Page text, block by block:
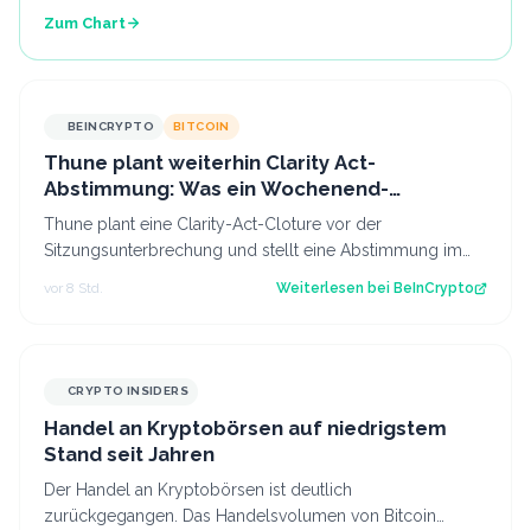
Zum Chart
BEINCRYPTO BITCOIN
Thune plant weiterhin Clarity Act-
Abstimmung: Was ein Wochenend-
Überraschung für Bitcoin bedeuten könnte
Thune plant eine Clarity-Act-Cloture vor der
Sitzungsunterbrechung und stellt eine Abstimmung im
Senat im September in Aussicht, während die…
vor 8 Std. Weiterlesen bei BeInCrypto
CRYPTO INSIDERS
Handel an Kryptobörsen auf niedrigstem
Stand seit Jahren
Der Handel an Kryptobörsen ist deutlich
zurückgegangen. Das Handelsvolumen von Bitcoin